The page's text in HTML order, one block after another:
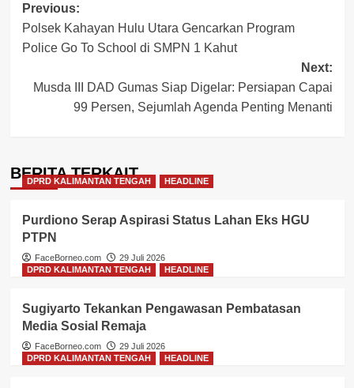
Post
navigation
Previous:
Polsek Kahayan Hulu Utara Gencarkan Program
Police Go To School di SMPN 1 Kahut
Next:
Musda III DAD Gumas Siap Digelar: Persiapan Capai
99 Persen, Sejumlah Agenda Penting Menanti
BERITA TERKAIT
DPRD KALIMANTAN TENGAH HEADLINE
Purdiono Serap Aspirasi Status Lahan Eks HGU
PTPN
FaceBorneo.com
29 Juli 2026
DPRD KALIMANTAN TENGAH
HEADLINE
Sugiyarto Tekankan Pengawasan Pembatasan
Media Sosial Remaja
FaceBorneo.com
29 Juli 2026
DPRD KALIMANTAN TENGAH
HEADLINE